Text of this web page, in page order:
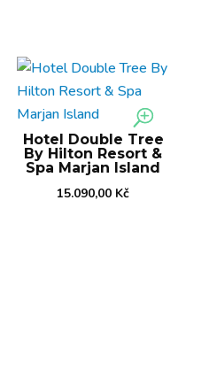
Hotel Double Tree
By Hilton Resort &
Spa Marjan Island
15.090,00 Kč